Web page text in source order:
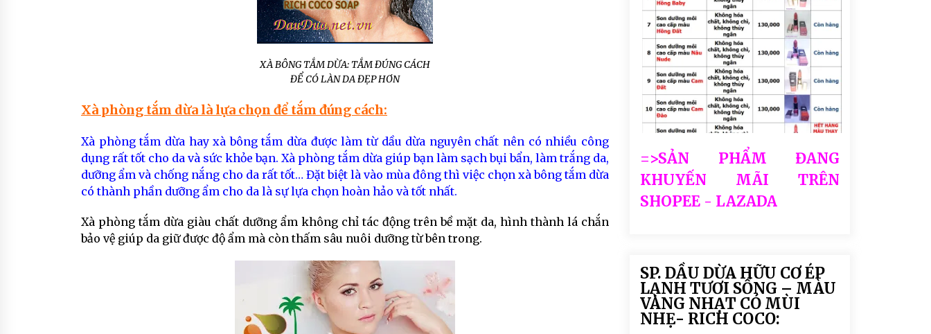
XÀ BÔNG TẮM DỪA: TẮM ĐÚNG CÁCH
ĐỂ CÓ LÀN DA ĐẸP HƠN
Xà phòng tắm dừa là lựa chọn để tắm đúng cách:
Xà phòng tắm dừa hay xà bông tắm dừa được làm từ dầu dừa nguyên chất nên có nhiều công
dụng rất tốt cho da và sức khỏe bạn. Xà phòng tắm dừa giúp bạn làm sạch bụi bẩn, làm trắng da,
dưỡng ẩm và chống nắng cho da rất tốt… Đặt biệt là vào mùa đông thì việc chọn xà bông tắm dừa
có thành phần dưỡng ẩm cho da là sự lựa chọn hoàn hảo và tốt nhất.
Xà phòng tắm dừa giàu chất dưỡng ẩm không chỉ tác động trên bề mặt da, hình thành lá chắn
bảo vệ giúp da giữ được độ ẩm mà còn thấm sâu nuôi dưỡng từ bên trong.
=>SẢN PHẨM ĐANG
KHUYẾN MÃI TRÊN
SHOPEE - LAZADA
SP. DẦU DỪA HỮU CƠ ÉP
LẠNH TƯƠI SỐNG – MÀU
VÀNG NHẠT CÓ MÙI
NHẸ- RICH COCO: